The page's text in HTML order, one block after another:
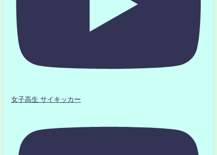
女子高生 サイキッカー